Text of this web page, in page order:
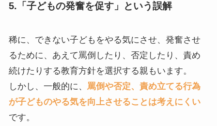
5.「子どもの発奮を促す」という誤解
稀に、できない子どもをやる気にさせ、発奮させ
るために、あえて罵倒したり、否定したり、責め
続けたりする教育方針を選択する親もいます。
しかし、一般的に、 罵倒や否定、責め立てる行為
が子どものやる気を向上させることは考えにくい
です。